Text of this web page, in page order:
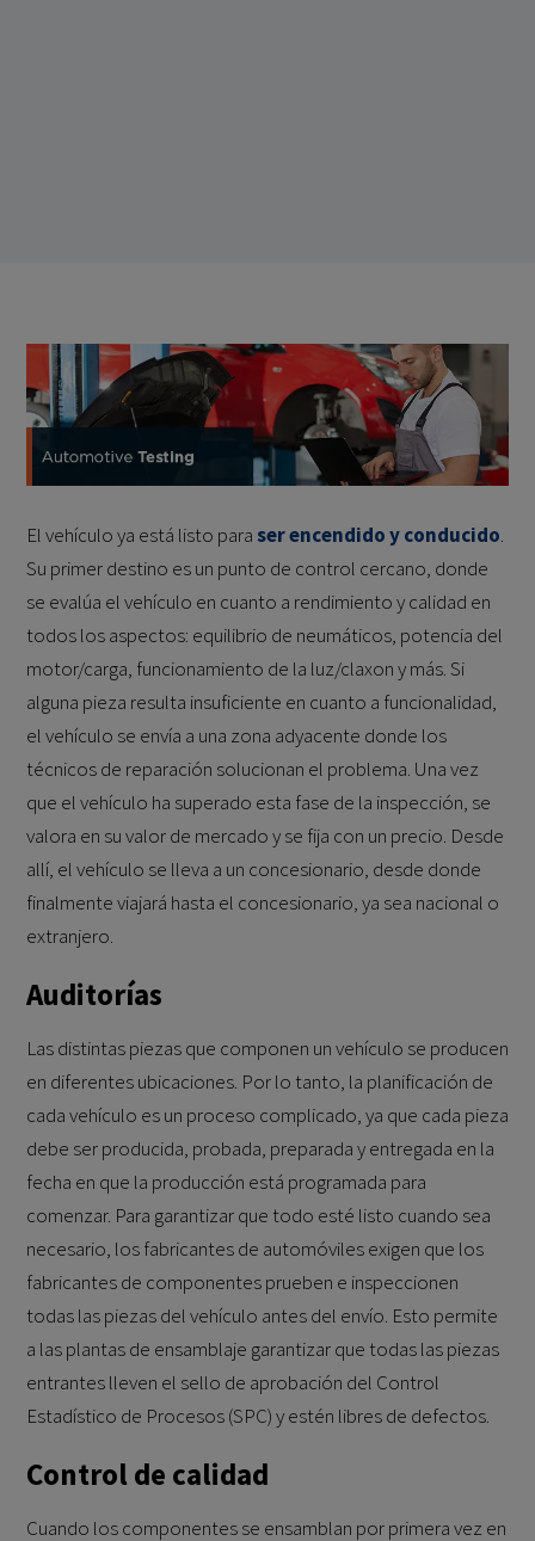
El vehículo ya está listo paraser encendido y conducido.
Su primer destino es un punto de control cercano, donde
se evalúa el vehículo en cuanto a rendimiento y calidad en
todos los aspectos: equilibrio de neumáticos, potencia del
motor/carga, funcionamiento de la luz/claxon y más. Si
alguna pieza resulta insuficiente en cuanto a funcionalidad,
el vehículo se envía a una zona adyacente donde los
técnicos de reparación solucionan el problema. Una vez
que el vehículo ha superado esta fase de la inspección, se
valora en su valor de mercado y se fija con un precio. Desde
allí, el vehículo se lleva a un concesionario, desde donde
finalmente viajará hasta el concesionario, ya sea nacional o
extranjero.
Auditorías
Las distintas piezas que componen un vehículo se producen
en diferentes ubicaciones. Por lo tanto, la planificación de
cada vehículo es un proceso complicado, ya que cada pieza
debe ser producida, probada, preparada y entregada en la
fecha en que la producción está programada para
comenzar. Para garantizar que todo esté listo cuando sea
necesario, los fabricantes de automóviles exigen que los
fabricantes de componentes prueben e inspeccionen
todas las piezas del vehículo antes del envío. Esto permite
a las plantas de ensamblaje garantizar que todas las piezas
entrantes lleven el sello de aprobación del Control
Estadístico de Procesos (SPC) y estén libres de defectos.
Control de calidad
Cuando los componentes se ensamblan por primera vez en